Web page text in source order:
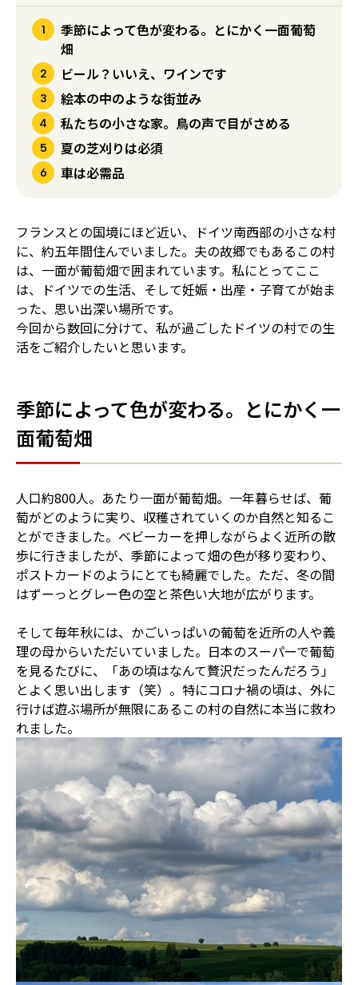
季節によって色が変わる。とにかく一面葡萄
畑
ビール？いいえ、ワインです
絵本の中のような街並み
私たちの小さな家。鳥の声で目がさめる
夏の芝刈りは必須
車は必需品
フランスとの国境にほど近い、ドイツ南西部の小さな村
に、約五年間住んでいました。夫の故郷でもあるこの村
は、一面が葡萄畑で囲まれています。私にとってここ
は、ドイツでの生活、そして妊娠・出産・子育てが始ま
った、思い出深い場所です。
今回から数回に分けて、私が過ごしたドイツの村での生
活をご紹介したいと思います。
季節によって色が変わる。とにかく一
面葡萄畑
人口約800人。あたり一面が葡萄畑。一年暮らせば、葡
萄がどのように実り、収穫されていくのか自然と知るこ
とができました。ベビーカーを押しながらよく近所の散
歩に行きましたが、季節によって畑の色が移り変わり、
ポストカードのようにとても綺麗でした。ただ、冬の間
はずーっとグレー色の空と茶色い大地が広がります。
そして毎年秋には、かごいっぱいの葡萄を近所の人や義
理の母からいただいていました。日本のスーパーで葡萄
を見るたびに、「あの頃はなんて贅沢だったんだろう」
とよく思い出します（笑）。特にコロナ禍の頃は、外に
行けば遊ぶ場所が無限にあるこの村の自然に本当に救わ
れました。